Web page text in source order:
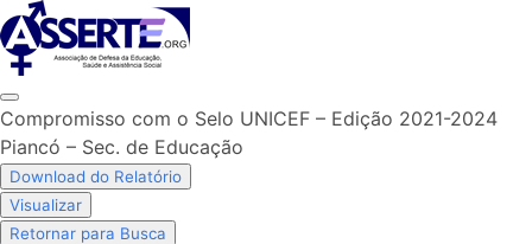
Skip
to
content
Compromisso com o Selo UNICEF – Edição 2021-2024
Piancó – Sec. de Educação
Download do Relatório
Visualizar
Retornar para Busca